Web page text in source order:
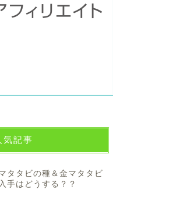
気記事
タタビの種＆金マタタビ
手はどうする？？